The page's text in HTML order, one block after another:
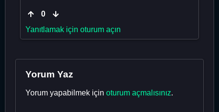
0
Yanıtlamak için oturum açın
Yorum Yaz
Yorum yapabilmek için oturum açmalısınız.